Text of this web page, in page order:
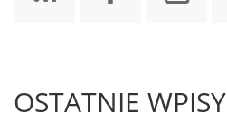
OSTATNIE WPISY